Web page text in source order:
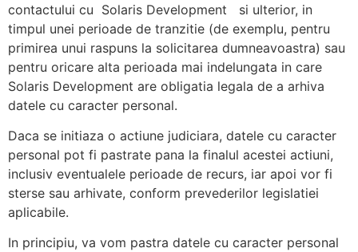
contactului cu Solaris Development si ulterior, in
timpul unei perioade de tranzitie (de exemplu, pentru
primirea unui raspuns la solicitarea dumneavoastra) sau
pentru oricare alta perioada mai indelungata in care
Solaris Development are obligatia legala de a arhiva
datele cu caracter personal.
Daca se initiaza o actiune judiciara, datele cu caracter
personal pot fi pastrate pana la finalul acestei actiuni,
inclusiv eventualele perioade de recurs, iar apoi vor fi
sterse sau arhivate, conform prevederilor legislatiei
aplicabile.
In principiu, va vom pastra datele cu caracter personal